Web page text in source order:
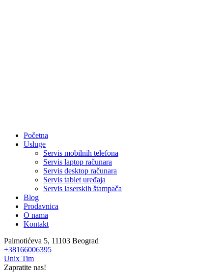
Početna
Usluge
Servis mobilnih telefona
Servis laptop računara
Servis desktop računara
Servis tablet uređaja
Servis laserskih štampača
Blog
Prodavnica
O nama
Kontakt
Palmotićeva 5, 11103 Beograd
+38166006395
Unix Tim
Zapratite nas!